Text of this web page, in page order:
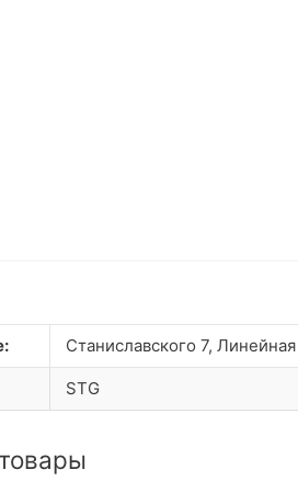
Станиславского 7,
STG